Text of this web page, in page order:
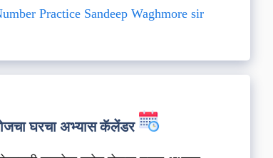
Practice Sandeep Waghmore sir
घरचा अभ्यास कॅलेंडर